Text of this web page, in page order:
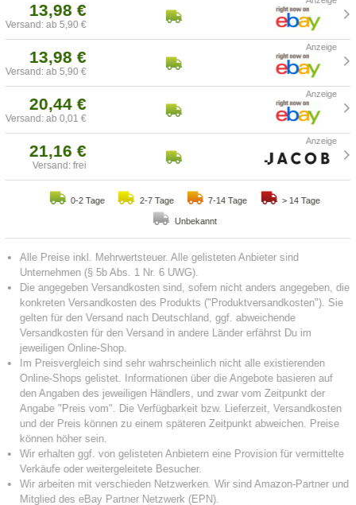
13,98 €
Versand: ab 5,90 €
13,98 €
Versand: ab 5,90 €
20,44 €
Versand: ab 0,01 €
21,16 €
Versand: frei
0-2 Tage 2-7 Tage 7-14 Tage > 14 Tage
Unbekannt